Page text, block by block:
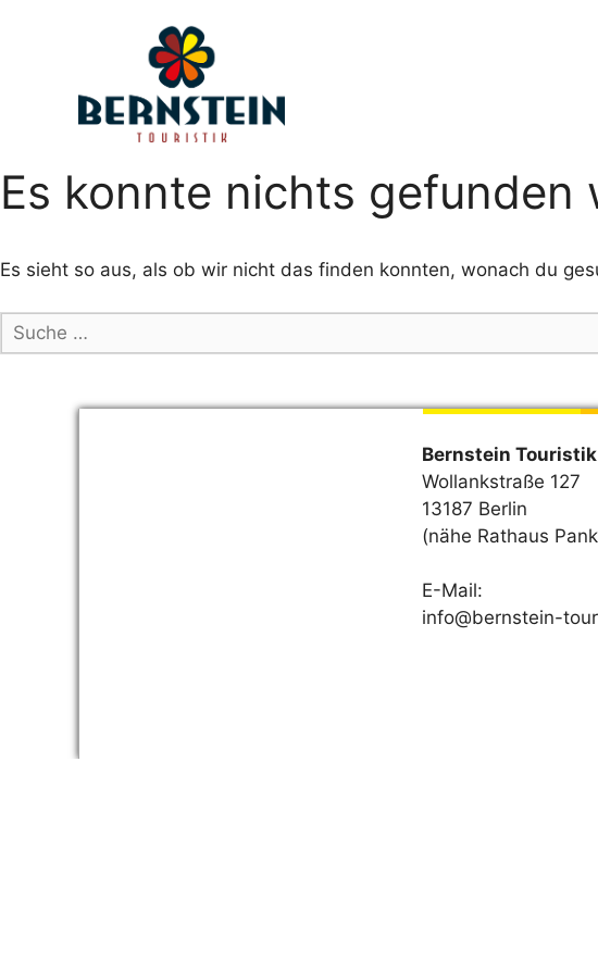
Es konnte nichts gefunden
Es sieht so aus, als ob wir nicht das finden konnten, wonach du
Suche
nach:
Bernstein Touristik
Wollankstraße 127
13187 Berlin
(nähe Rathaus
E-Mail:
info@bernstein-